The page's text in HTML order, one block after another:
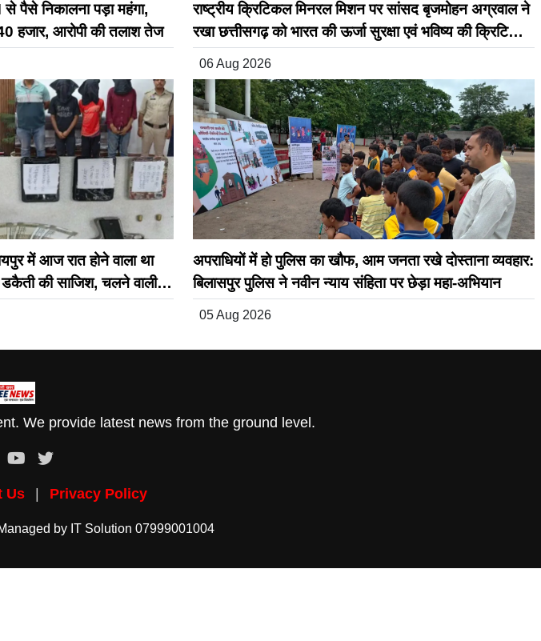
निकालना पड़ा महंगा,
हजार, आरोपी की तलाश तेज
राष्ट्रीय क्रिटिकल मिनरल मिशन पर सांसद बृजमोहन अग्रवाल ने
रखा छत्तीसगढ़ को भारत की ऊर्जा सुरक्षा एवं भविष्य की क्रिटिकल
मिनरल अर्थव्यवस्था का अग्रणी राज्य बनाने का विजन
06 Aug 2026
में आज रात होने वाला था
की साजिश, चलने वाली
अपराधियों में हो पुलिस का खौफ, आम जनता रखे दोस्ताना व्यवहार:
बिलासपुर पुलिस ने नवीन न्याय संहिता पर छेड़ा महा-अभियान
05 Aug 2026
We provide latest news from the ground level.
Us Privacy Policy
by IT Solution 07999001004